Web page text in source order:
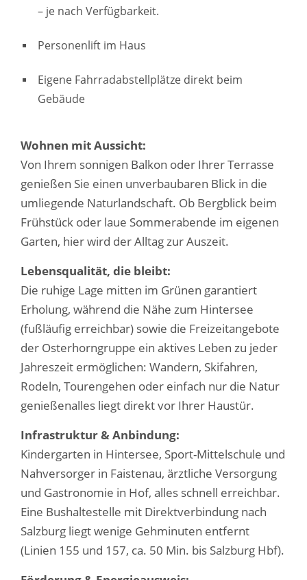
– je nach Verfügbarkeit.
Personenlift im Haus
Eigene Fahrradabstellplätze direkt beim
Gebäude
Wohnen mit Aussicht:
Von Ihrem sonnigen Balkon oder Ihrer Terrasse
genießen Sie einen unverbaubaren Blick in die
umliegende Naturlandschaft. Ob Bergblick beim
Frühstück oder laue Sommerabende im eigenen
Garten, hier wird der Alltag zur Auszeit.
Lebensqualität, die bleibt:
Die ruhige Lage mitten im Grünen garantiert
Erholung, während die Nähe zum Hintersee
(fußläufig erreichbar) sowie die Freizeitangebote
der Osterhorngruppe ein aktives Leben zu jeder
Jahreszeit ermöglichen: Wandern, Skifahren,
Rodeln, Tourengehen oder einfach nur die Natur
genießenalles liegt direkt vor Ihrer Haustür.
Infrastruktur & Anbindung:
Kindergarten in Hintersee, Sport-Mittelschule und
Nahversorger in Faistenau, ärztliche Versorgung
und Gastronomie in Hof, alles schnell erreichbar.
Eine Bushaltestelle mit Direktverbindung nach
Salzburg liegt wenige Gehminuten entfernt
(Linien 155 und 157, ca. 50 Min. bis Salzburg Hbf).